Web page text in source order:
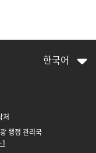
처
행정 관리국
한국어